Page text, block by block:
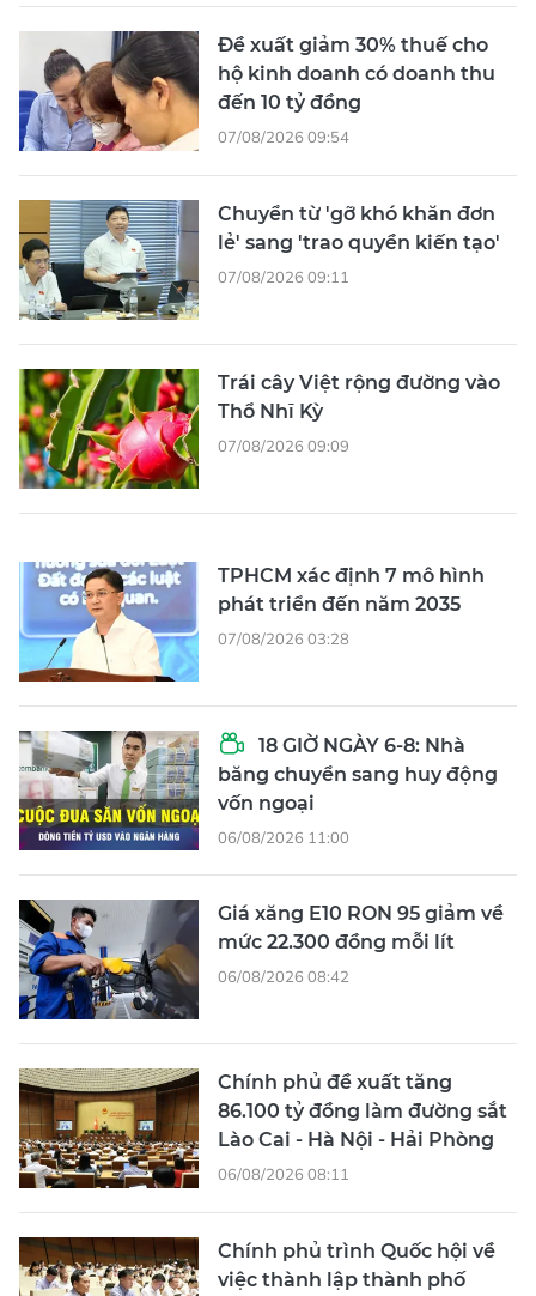
Đề xuất giảm 30% thuế cho
hộ kinh doanh có doanh thu
đến 10 tỷ đồng
07/08/2026 09:54
Chuyển từ 'gỡ khó khăn đơn
lẻ' sang 'trao quyền kiến tạo'
07/08/2026 09:11
Trái cây Việt rộng đường vào
Thổ Nhĩ Kỳ
07/08/2026 09:09
TPHCM xác định 7 mô hình
phát triển đến năm 2035
07/08/2026 03:28
18 GIỜ NGÀY 6-8: Nhà
băng chuyển sang huy động
vốn ngoại
06/08/2026 11:00
Giá xăng E10 RON 95 giảm về
mức 22.300 đồng mỗi lít
06/08/2026 08:42
Chính phủ đề xuất tăng
86.100 tỷ đồng làm đường sắt
Lào Cai - Hà Nội - Hải Phòng
06/08/2026 08:11
Chính phủ trình Quốc hội về
việc thành lập thành phố